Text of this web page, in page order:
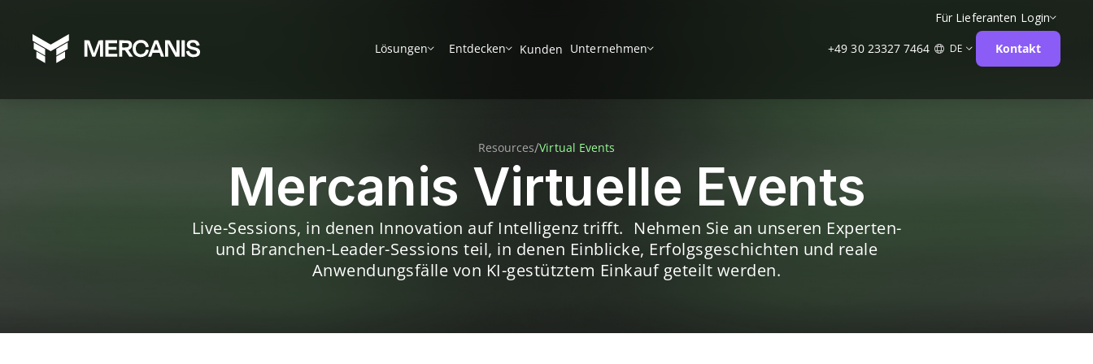
Für Lieferanten Login
Lösungen
Entdecken Kunden Unternehmen +49 30 23327 7464 DE Kontakt
Resources/Virtual Events
Mercanis Virtuelle Events
Live-Sessions, in denen Innovation auf Intelligenz trifft. Nehmen Sie an unseren Experten-
und Branchen-Leader-Sessions teil, in denen Einblicke, Erfolgsgeschichten und reale
Anwendungsfälle von KI-gestütztem Einkauf geteilt werden.